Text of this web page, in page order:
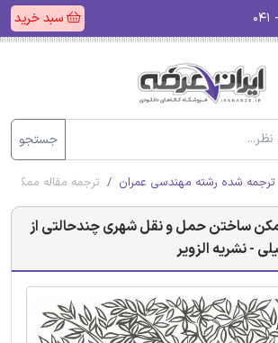
سبد خرید
جستجو
ترجمه شده رشته مهندسی عمران ترجمه مقاله ممکن
ساختن حمل و نقل شهری چندحالتی از
- نشریه الزویر